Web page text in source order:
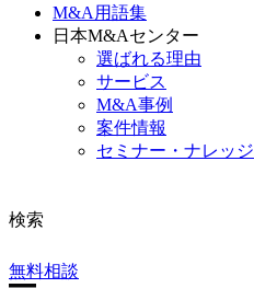
M&A用語集
日本M&Aセンター
選ばれる理由
サービス
M&A事例
案件情報
セミナー・ナレッジ
検索
無料相談